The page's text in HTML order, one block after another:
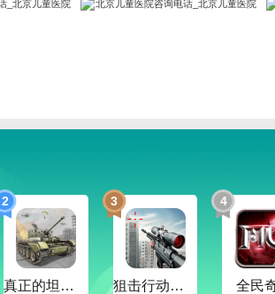
着孩子蜂拥到北京 儿童医院看病。
2
真正的坦克大战
3
狙击行动代号猎鹰
4
全民